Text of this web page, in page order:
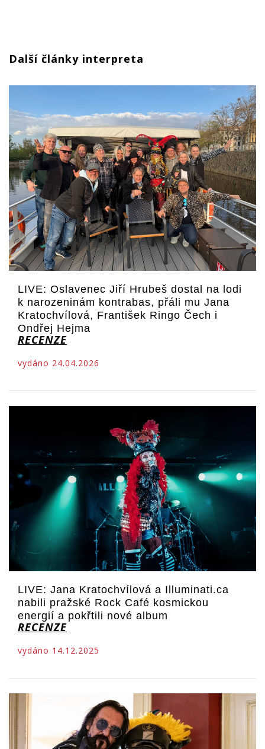
Další články interpreta
LIVE: Oslavenec Jiří Hrubeš dostal na lodi
k narozeninám kontrabas, přáli mu Jana
Kratochvílová, František Ringo Čech i
Ondřej Hejma
RECENZE
vydáno 24.04.2026
LIVE: Jana Kratochvílová a Illuminati.ca
nabili pražské Rock Café kosmickou
energií a pokřtili nové album
RECENZE
vydáno 14.12.2025